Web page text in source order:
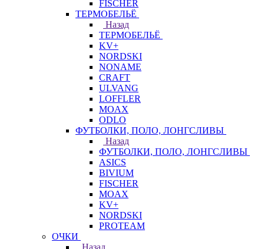
FISCHER
ТЕРМОБЕЛЬЁ
Назад
ТЕРМОБЕЛЬЁ
KV+
NORDSKI
NONAME
CRAFT
ULVANG
LOFFLER
MOAX
ODLO
ФУТБОЛКИ, ПОЛО, ЛОНГСЛИВЫ
Назад
ФУТБОЛКИ, ПОЛО, ЛОНГСЛИВЫ
ASICS
BIVIUM
FISCHER
MOAX
KV+
NORDSKI
PROTEAM
ОЧКИ
Назад